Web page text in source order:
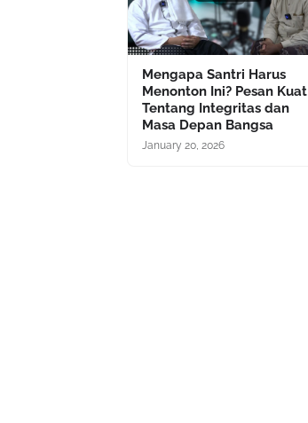
Mengapa Santri Harus
Menonton Ini? Pesan Kuat
Tentang Integritas dan
Masa Depan Bangsa
January 20, 2026